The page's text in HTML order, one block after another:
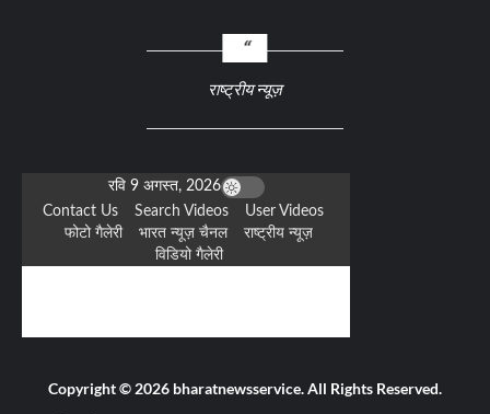
राष्ट्रीय न्यूज़
Copyright © 2026 bharatnewsservice. All Rights Reserved.